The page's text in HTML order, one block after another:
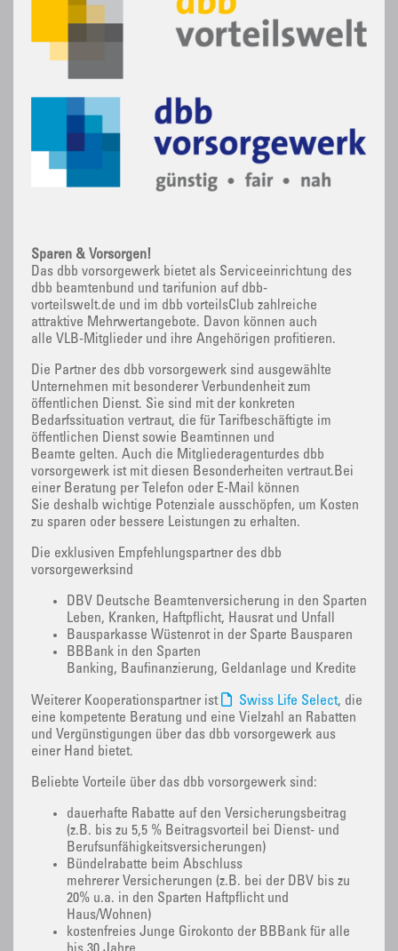
Sparen & Vorsorgen!
Das dbb vorsorgewerk bietet als Serviceeinrichtung des
dbb beamtenbund und tarifunion auf dbb-
vorteilswelt.de und im dbb vorteilsClub zahlreiche
attraktive Mehrwertangebote. Davon können auch
alle VLB-Mitglieder und ihre Angehörigen profitieren.
Die Partner des dbb vorsorgewerk sind ausgewählte
Unternehmen mit besonderer Verbundenheit zum
öffentlichen Dienst. Sie sind mit der konkreten
Bedarfssituation vertraut, die für Tarifbeschäftigte im
öffentlichen Dienst sowie Beamtinnen und
Beamte gelten. Auch die Mitgliederagenturdes dbb
vorsorgewerk ist mit diesen Besonderheiten vertraut.Bei
einer Beratung per Telefon oder E-Mail können
Sie deshalb wichtige Potenziale ausschöpfen, um Kosten
zu sparen oder bessere Leistungen zu erhalten.
Die exklusiven Empfehlungspartner des dbb
vorsorgewerksind
DBV Deutsche Beamtenversicherung in den Sparten
Leben, Kranken, Haftpflicht, Hausrat und Unfall
Bausparkasse Wüstenrot in der Sparte Bausparen
BBBank in den Sparten
Banking, Baufinanzierung, Geldanlage und Kredite
Weiterer Kooperationspartner ist Swiss Life Select, die
eine kompetente Beratung und eine Vielzahl an Rabatten
und Vergünstigungen über das dbb vorsorgewerk aus
einer Hand bietet.
Beliebte Vorteile über das dbb vorsorgewerk sind:
dauerhafte Rabatte auf den Versicherungsbeitrag
(z.B. bis zu 5,5 % Beitragsvorteil bei Dienst- und
Berufsunfähigkeitsversicherungen)
Bündelrabatte beim Abschluss
mehrerer Versicherungen (z.B. bei der DBV bis zu
20% u.a. in den Sparten Haftpflicht und
Haus/Wohnen)
kostenfreies Junge Girokonto der BBBank für alle